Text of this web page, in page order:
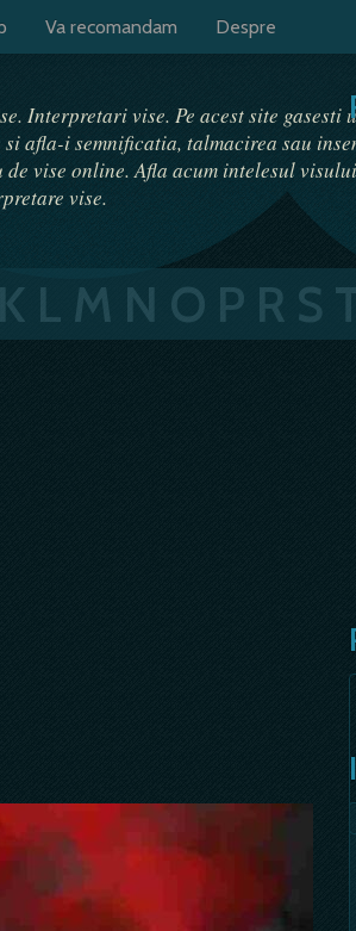
Va recomandam Despre
Interpretari vise. Pe acest site
afla-i semnificatia, talmacirea sau
vise online. Afla acum intelesul
vise.
K L M N O P R S